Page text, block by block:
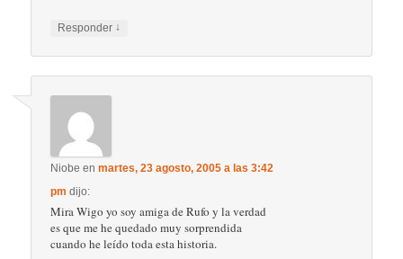
Responder ↓
Niobe enmartes, 23 agosto, 2005 a las 3:42
pm dijo:
Mira Wigo yo soy amiga de Rufo y la verdad
es que me he quedado muy sorprendida
cuando he leído toda esta historia.